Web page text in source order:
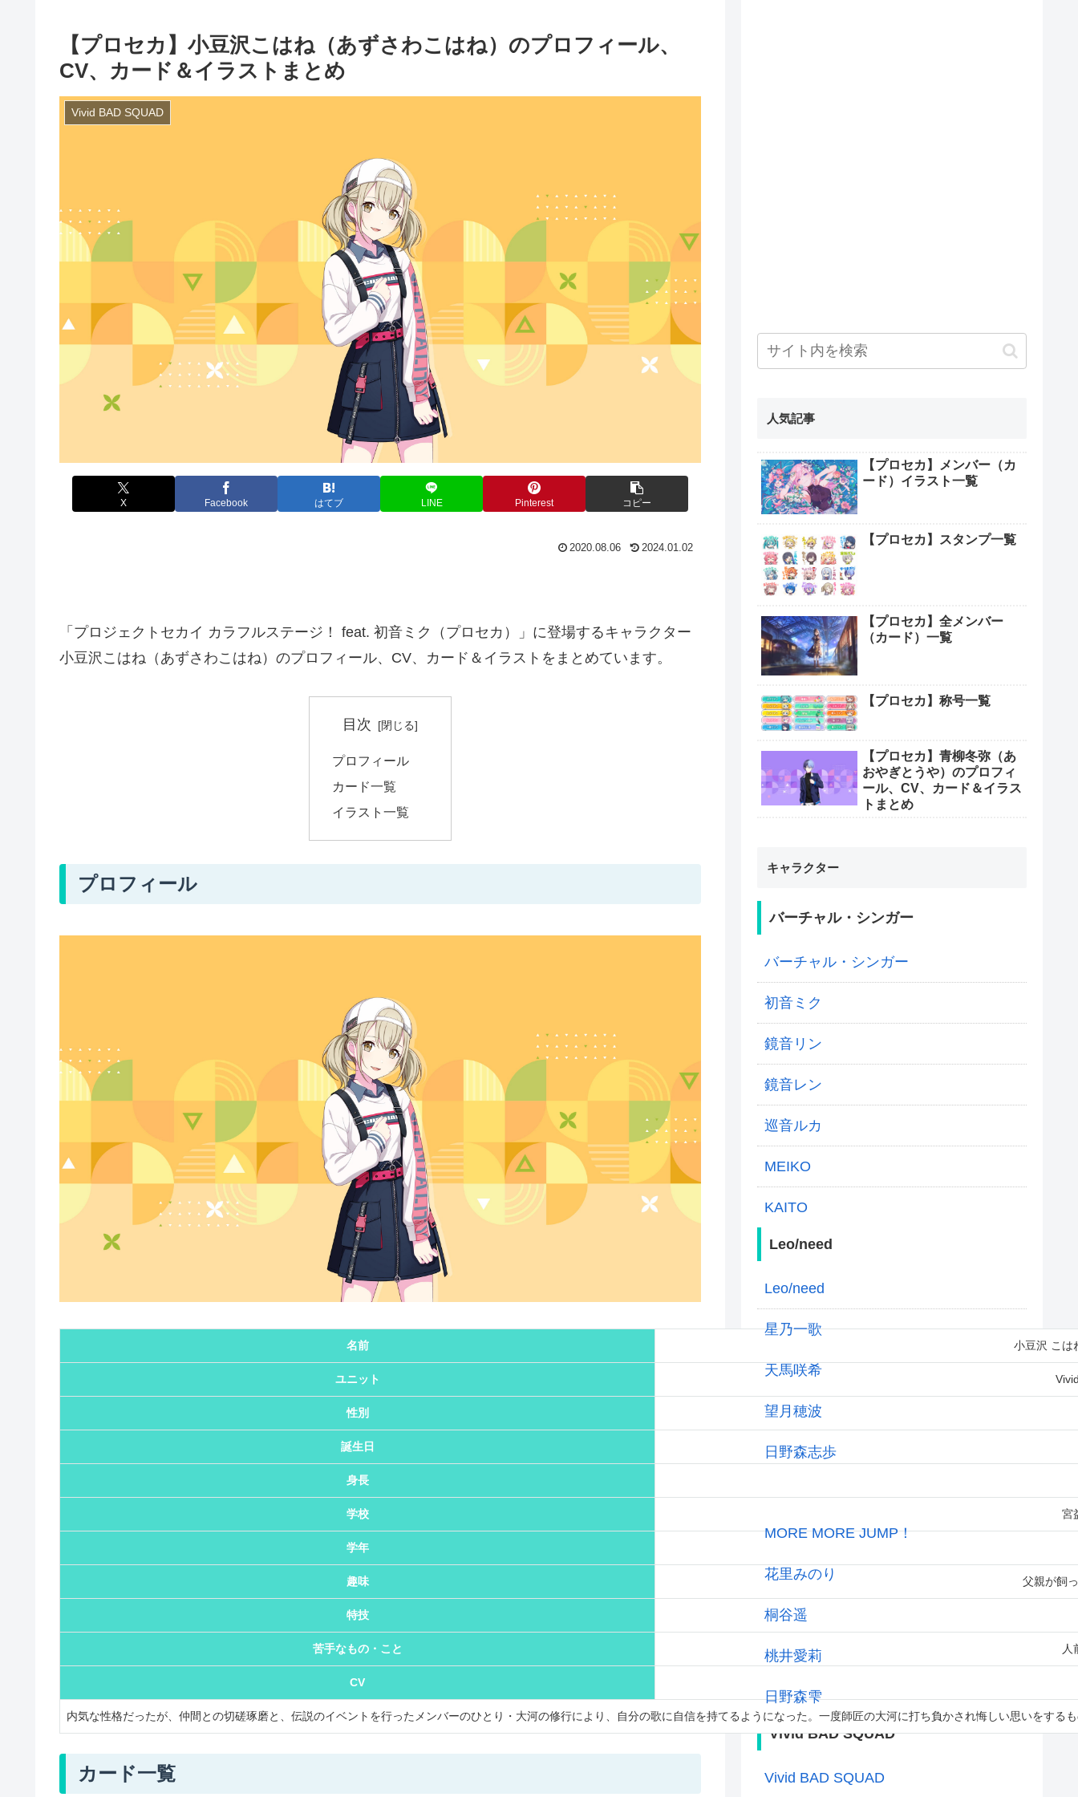
【プロセカ】小豆沢こはね（あずさわこはね）のプロフィール、
CV、カード＆イラストまとめ
Vivid BAD SQUAD
X Facebook はてブ LINE Pinterest コピー
2020.08.06 2024.01.02
「プロジェクトセカイ カラフルステージ！ feat. 初音ミク（プロセカ）」に登場するキャラクター
小豆沢こはね（あずさわこはね）のプロフィール、CV、カード＆イラストをまとめています。
目次
プロフィール
カード一覧
イラスト一覧
プロフィール
名前 小豆沢 こは
ユニット
性別
誕生日
身長
学校 宮
学年
趣味 父親が飼
特技
苦手なもの・こと 人
CV
内気な性格だったが、仲間との切磋琢磨と、伝説のイベントを行ったメンバーのひとり・大河の修行により、自分の歌に自信を持てるようになった。一度師匠の大河に打ち負かされ悔しい思いをす
カード一覧
人気記事
【プロセカ】メンバー（カ
ード）イラスト一覧
【プロセカ】スタンプ一覧
【プロセカ】全メンバー
（カード）一覧
【プロセカ】称号一覧
【プロセカ】青柳冬弥（あ
おやぎとうや）のプロフィ
ール、CV、カード＆イラス
トまとめ
キャラクター
バーチャル・シンガー
バーチャル・シンガー
初音ミク
鏡音リン
鏡音レン
巡音ルカ
MEIKO
KAITO
Leo/need
Leo/need
星乃一歌
天馬咲希
望月穂波
日野森志歩
MORE MORE JUMP！
花里みのり
桐谷遥
桃井愛莉
日野森雫
Vivid BAD SQUAD
Vivid BAD SQUAD